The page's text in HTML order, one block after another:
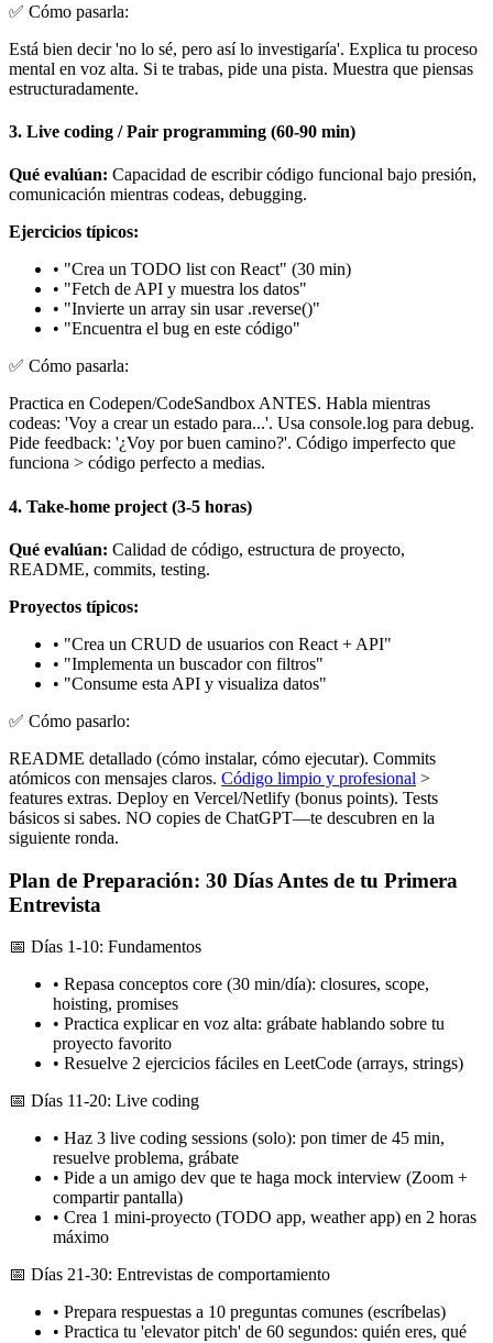
✅ Cómo pasarla:
Está bien decir 'no lo sé, pero así lo investigaría'. Explica tu proceso
mental en voz alta. Si te trabas, pide una pista. Muestra que piensas
estructuradamente.
3. Live coding / Pair programming (60-90 min)
Qué evalúan: Capacidad de escribir código funcional bajo presión,
comunicación mientras codeas, debugging.
Ejercicios típicos:
• "Crea un TODO list con React" (30 min)
• "Fetch de API y muestra los datos"
• "Invierte un array sin usar .reverse()"
• "Encuentra el bug en este código"
✅ Cómo pasarla:
Practica en Codepen/CodeSandbox ANTES. Habla mientras
codeas: 'Voy a crear un estado para...'. Usa console.log para debug.
Pide feedback: '¿Voy por buen camino?'. Código imperfecto que
funciona > código perfecto a medias.
4. Take-home project (3-5 horas)
Qué evalúan: Calidad de código, estructura de proyecto,
README, commits, testing.
Proyectos típicos:
• "Crea un CRUD de usuarios con React + API"
• "Implementa un buscador con filtros"
• "Consume esta API y visualiza datos"
✅ Cómo pasarlo:
README detallado (cómo instalar, cómo ejecutar). Commits
atómicos con mensajes claros. Código limpio y profesional >
features extras. Deploy en Vercel/Netlify (bonus points). Tests
básicos si sabes. NO copies de ChatGPT—te descubren en la
siguiente ronda.
Plan de Preparación: 30 Días Antes de tu Primera
Entrevista
📅 Días 1-10: Fundamentos
• Repasa conceptos core (30 min/día): closures, scope,
hoisting, promises
• Practica explicar en voz alta: grábate hablando sobre tu
proyecto favorito
• Resuelve 2 ejercicios fáciles en LeetCode (arrays, strings)
📅 Días 11-20: Live coding
• Haz 3 live coding sessions (solo): pon timer de 45 min,
resuelve problema, grábate
• Pide a un amigo dev que te haga mock interview (Zoom +
compartir pantalla)
• Crea 1 mini-proyecto (TODO app, weather app) en 2 horas
máximo
📅 Días 21-30: Entrevistas de comportamiento
• Prepara respuestas a 10 preguntas comunes (escríbelas)
• Practica tu 'elevator pitch' de 60 segundos: quién eres, qué